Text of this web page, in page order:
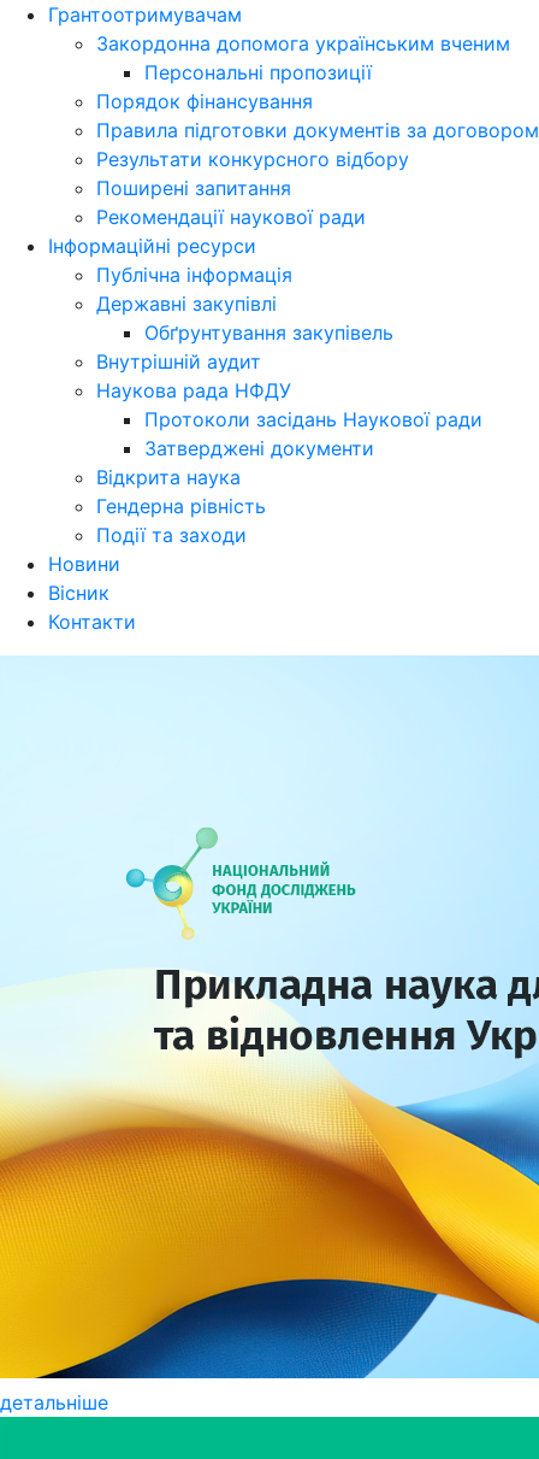
Грантоотримувачам
Закордонна допомога українським вченим
Персональні пропозиції
Порядок фінансування
Правила підготовки документів за договором
Результати конкурсного відбору
Поширені запитання
Рекомендації наукової ради
Інформаційні ресурси
Публічна інформація
Державні закупівлі
Обґрунтування закупівель
Внутрішній аудит
Наукова рада НФДУ
Протоколи засідань Наукової ради
Затверджені документи
Відкрита наука
Гендерна рівність
Події та заходи
Новини
Вісник
Контакти
детальніше